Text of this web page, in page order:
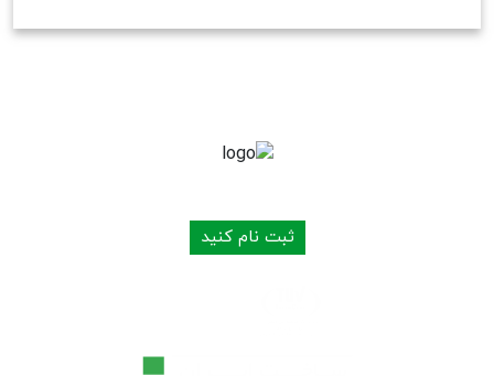
ثبت نام کنید